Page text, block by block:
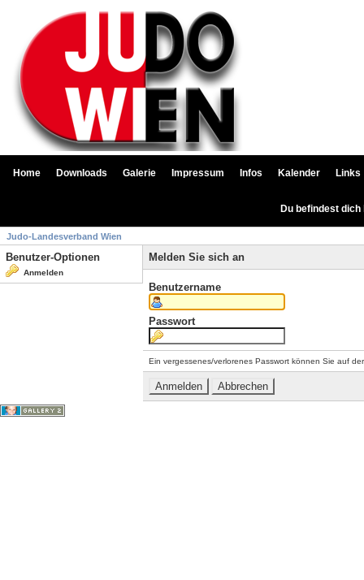
Home Downloads Galerie Impressum Infos Kalender Links
Du befindest
Judo-Landesverband Wien
Benutzer-Optionen
Anmelden
Melden Sie sich an
Benutzername
Passwort
Ein vergessenes/verlorenes Passwort können Sie auf